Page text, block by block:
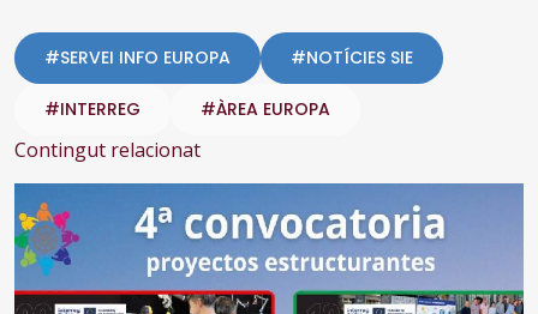
#SERVEI INFO EUROPA #NOTÍCIES SIE
#INTERREG #ÀREA EUROPA
Contingut relacionat